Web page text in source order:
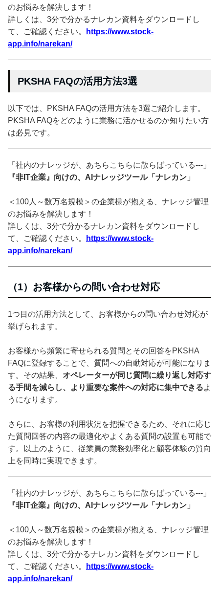
のお悩みを解決します！
詳しくは、3分で分かるナレカン資料をダウンロードし
て、ご確認ください。
https://www.stock-
app.info/narekan/
PKSHA FAQの活用方法3選
以下では、PKSHA FAQの活用方法を3選ご紹介します。
PKSHA FAQをどのように業務に活かせるのか知りたい方
は必見です。
「社内のナレッジが、あちらこちらに散らばっている---」
『非IT企業』向けの、AIナレッジツール「ナレカン」
＜100人～数万名規模＞の企業様が抱える、ナレッジ管理
のお悩みを解決します！
詳しくは、3分で分かるナレカン資料をダウンロードし
て、ご確認ください。
https://www.stock-
app.info/narekan/
（1）お客様からの問い合わせ対応
1つ目の活用方法として、お客様からの問い合わせ対応が
挙げられます。
お客様から頻繁に寄せられる質問とその回答をPKSHA
FAQに登録することで、質問への自動対応が可能になりま
す。その結果、 オペレーターが同じ質問に繰り返し対応す
る手間を減らし、より重要な案件への対応に集中できるよ
うになります。
さらに、お客様の利用状況を把握できるため、それに応じ
た質問回答の内容の最適化やよくある質問の設置も可能で
す。以上のように、従業員の業務効率化と顧客体験の質向
上を同時に実現できます。
「社内のナレッジが、あちらこちらに散らばっている---」
『非IT企業』向けの、AIナレッジツール「ナレカン」
＜100人～数万名規模＞の企業様が抱える、ナレッジ管理
のお悩みを解決します！
詳しくは、3分で分かるナレカン資料をダウンロードし
て、ご確認ください。
https://www.stock-
app.info/narekan/